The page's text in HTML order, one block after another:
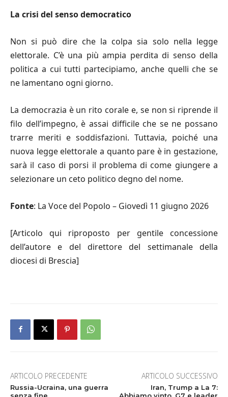
La crisi del senso democratico
Non si può dire che la colpa sia solo nella legge
elettorale. C’è una più ampia perdita di senso della
politica a cui tutti partecipiamo, anche quelli che se
ne lamentano ogni giorno.
La democrazia è un rito corale e, se non si riprende il
filo dell’impegno, è assai difficile che se ne possano
trarre meriti e soddisfazioni. Tuttavia, poiché una
nuova legge elettorale a quanto pare è in gestazione,
sarà il caso di porsi il problema di come giungere a
selezionare un ceto politico degno del nome.
Fonte: La Voce del Popolo – Giovedì 11 giugno 2026
[Articolo qui riproposto per gentile concessione
dell’autore e del direttore del settimanale della
diocesi di Brescia]
ARTICOLO PRECEDENTE
Russia-Ucraina, una guerra
ARTICOLO SUCCESSIVO
Iran, Trump a La 7: